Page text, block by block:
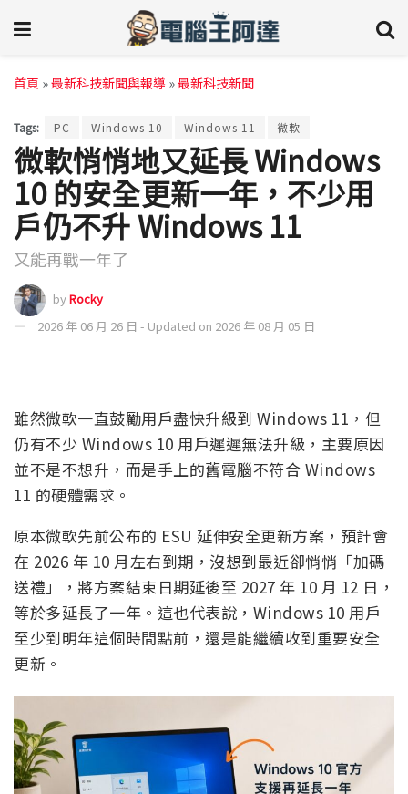
首頁 »最新科技新聞與報導 »最新科技新聞
Tags: PC Windows 10 Windows 11 微軟
微軟悄悄地又延長 Windows
10 的安全更新一年，不少用
戶仍不升 Windows 11
又能再戰一年了
byRocky
2026 年 06 月 26 日 - Updated on 2026 年 08 月 05 日
雖然微軟一直鼓勵用戶盡快升級到 Windows 11，但
仍有不少 Windows 10 用戶遲遲無法升級，主要原因
並不是不想升，而是手上的舊電腦不符合 Windows
11 的硬體需求。
原本微軟先前公布的 ESU 延伸安全更新方案，預計會
在 2026 年 10 月左右到期，沒想到最近卻悄悄「加碼
送禮」，將方案結束日期延後至 2027 年 10 月 12 日，
等於多延長了一年。這也代表說，Windows 10 用戶
至少到明年這個時間點前，還是能繼續收到重要安全
更新。